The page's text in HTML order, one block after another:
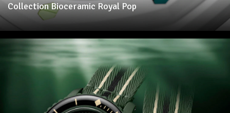
Collection Bioceramic Royal Pop